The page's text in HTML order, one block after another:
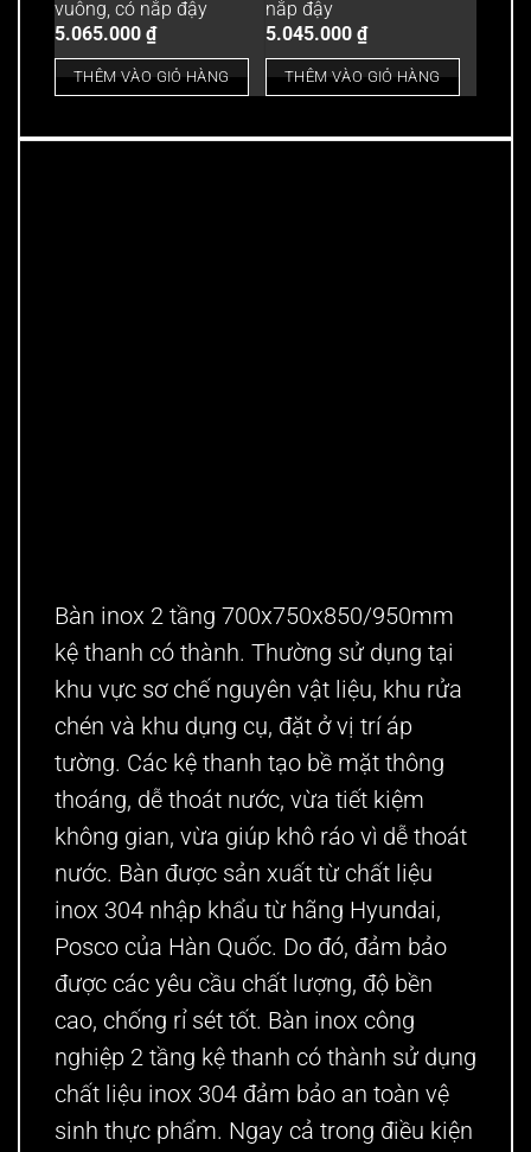
vuông, có nắp đậy
5.065.000 ₫
THÊM VÀO GIỎ HÀNG
nắp đậy
5.045.000 ₫
THÊM VÀO GIỎ HÀNG
Bàn inox 2 tầng 700x750x850/950mm
kệ thanh có thành. Thường sử dụng tại
khu vực sơ chế nguyên vật liệu, khu rửa
chén và khu dụng cụ, đặt ở vị trí áp
tường. Các kệ thanh tạo bề mặt thông
thoáng, dễ thoát nước, vừa tiết kiệm
không gian, vừa giúp khô ráo vì dễ thoát
nước. Bàn được sản xuất từ chất liệu
inox 304 nhập khẩu từ hãng Hyundai,
Posco của Hàn Quốc. Do đó, đảm bảo
được các yêu cầu chất lượng, độ bền
cao, chống rỉ sét tốt. Bàn inox công
nghiệp 2 tầng kệ thanh có thành sử dụng
chất liệu inox 304 đảm bảo an toàn vệ
sinh thực phẩm. Ngay cả trong điều kiện